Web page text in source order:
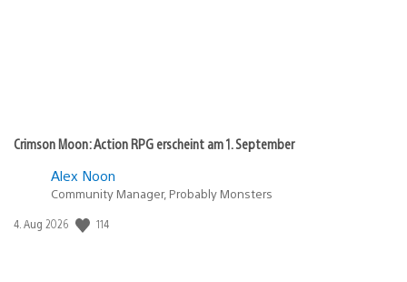
Crimson Moon: Action RPG erscheint am 1. September
Alex Noon
Community Manager, Probably Monsters
Veröffentlichungsdatum:
4. Aug 2026 114